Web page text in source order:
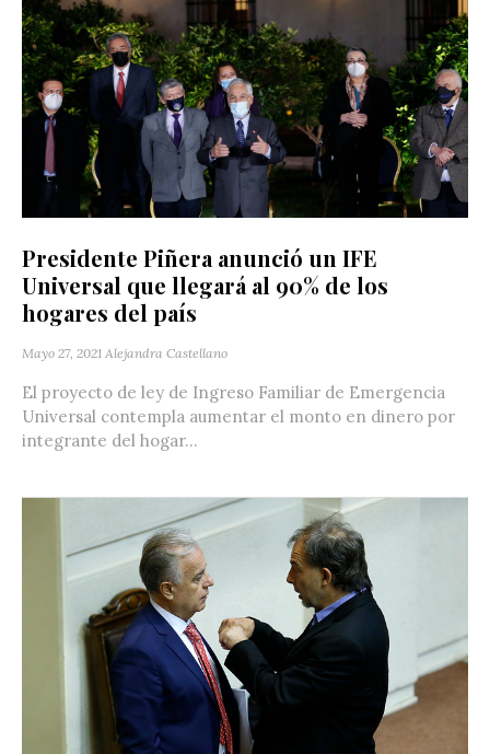
Presidente Piñera anunció un IFE
Universal que llegará al 90% de los
hogares del país
Mayo 27, 2021 Alejandra Castellano
El proyecto de ley de Ingreso Familiar de Emergencia
Universal contempla aumentar el monto en dinero por
integrante del hogar...